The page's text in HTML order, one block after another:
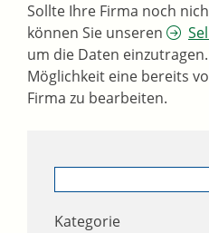
Sollte Ihre Firma noch
können Sie unseren
um die Daten
Möglichkeit eine bereits
Firma zu bearbeiten.
Kategorie